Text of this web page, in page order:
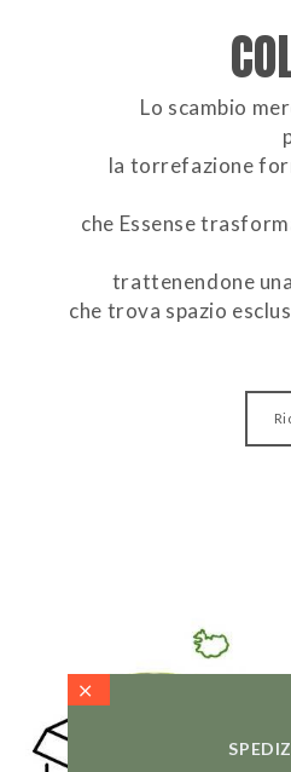
Lo scambio
la torrefazione
che Essense
trattenendone
che trova spazio